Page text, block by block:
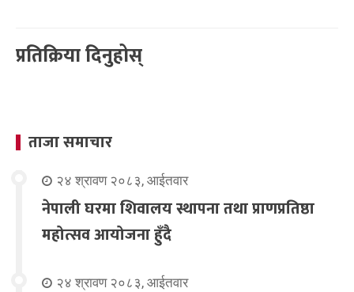
प्रतिक्रिया दिनुहोस्
ताजा समाचार
२४ श्रावण २०८३, आईतवार
नेपाली घरमा शिवालय स्थापना तथा प्राणप्रतिष्ठा
महोत्सव आयोजना हुँदै
२४ श्रावण २०८३, आईतवार